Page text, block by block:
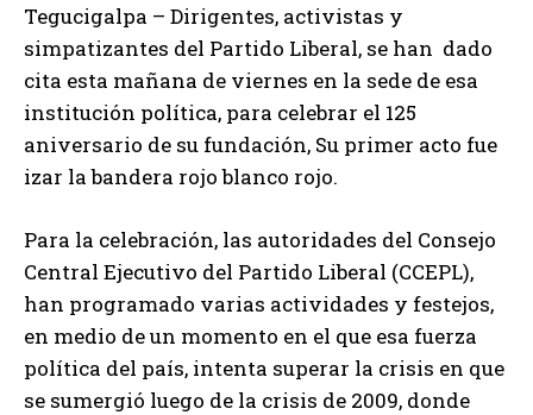
Tegucigalpa – Dirigentes, activistas y
simpatizantes del Partido Liberal, se han dado
cita esta mañana de viernes en la sede de esa
institución política, para celebrar el 125
aniversario de su fundación, Su primer acto fue
izar la bandera rojo blanco rojo.
Para la celebración, las autoridades del Consejo
Central Ejecutivo del Partido Liberal (CCEPL),
han programado varias actividades y festejos,
en medio de un momento en el que esa fuerza
política del país, intenta superar la crisis en que
se sumergió luego de la crisis de 2009, donde